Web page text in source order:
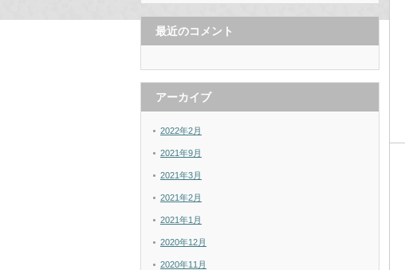
最近のコメント
アーカイブ
2022年2月
2021年9月
2021年3月
2021年2月
2021年1月
2020年12月
2020年11月